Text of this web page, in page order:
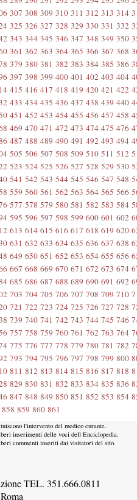
307 308 309 310 311 312 313 314
325 326 327 328 329 330 331 332
343 344 345 346 347 348 349 350
361 362 363 364 365 366 367 368
379 380 381 382 383 384 385 386
397 398 399 400 401 402 403 404
415 416 417 418 419 420 421 422
433 434 435 436 437 438 439 440
451 452 453 454 455 456 457 458
469 470 471 472 473 474 475 476
487 488 489 490 491 492 493 494
505 506 507 508 509 510 511 512
523 524 525 526 527 528 529 530
541 542 543 544 545 546 547 548
559 560 561 562 563 564 565 566
577 578 579 580 581 582 583 584
595 596 597 598 599 600 601 602
613 614 615 616 617 618 619 620
631 632 633 634 635 636 637 638
649 650 651 652 653 654 655 656
667 668 669 670 671 672 673 674
685 686 687 688 689 690 691 692
703 704 705 706 707 708 709 710
721 722 723 724 725 726 727 728
739 740 741 742 743 744 745 746
757 758 759 760 761 762 763 764
775 776 777 778 779 780 781 782
793 794 795 796 797 798 799 800
811 812 813 814 815 816 817 818
829 830 831 832 833 834 835 836
847 848 849 850 851 852 853 854
858 859 860 861
l'intervento del medico curante.
inserimenti delle voci dell Enciclopedia.
commenti inseriti dai visitatori del sito.
TEL. 351.666.0811